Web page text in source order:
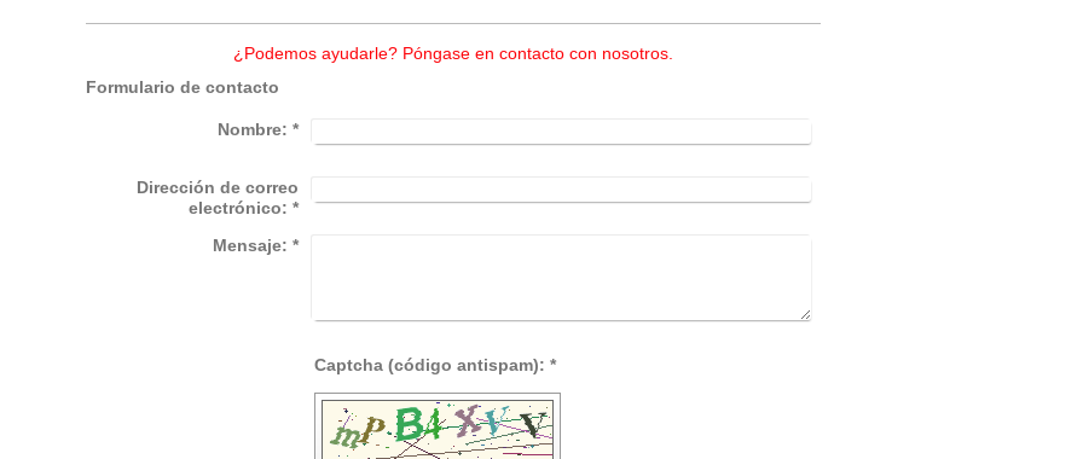
¿Podemos ayudarle? Póngase en contacto con nosotros.
Formulario de contacto
Nombre: *
Dirección de correo
electrónico: *
Mensaje: *
Captcha (código antispam): *